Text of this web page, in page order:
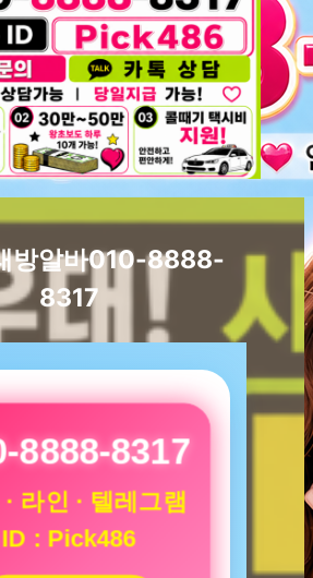
방알바010-8888-
8317
8888-8317
라인 · 텔레그램
ID : Pick486